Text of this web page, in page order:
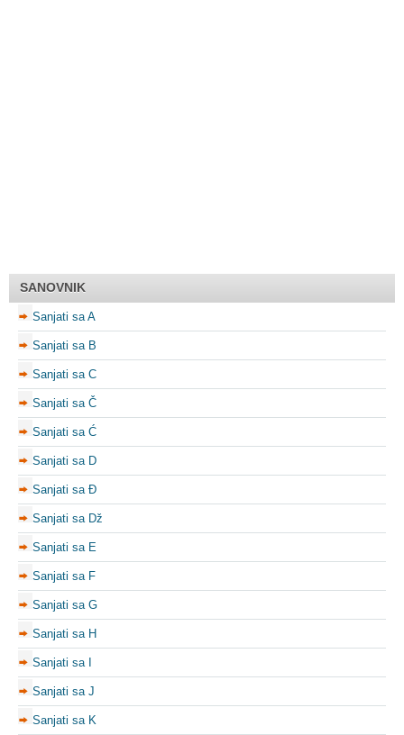
SANOVNIK
Sanjati sa A
Sanjati sa B
Sanjati sa C
Sanjati sa Č
Sanjati sa Ć
Sanjati sa D
Sanjati sa Đ
Sanjati sa Dž
Sanjati sa E
Sanjati sa F
Sanjati sa G
Sanjati sa H
Sanjati sa I
Sanjati sa J
Sanjati sa K